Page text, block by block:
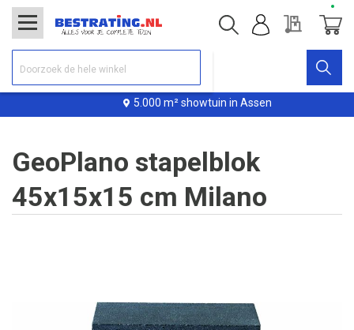
5.000 m² showtuin in Assen
Offerte
GeoPlano stapelblok
45x15x15 cm Milano